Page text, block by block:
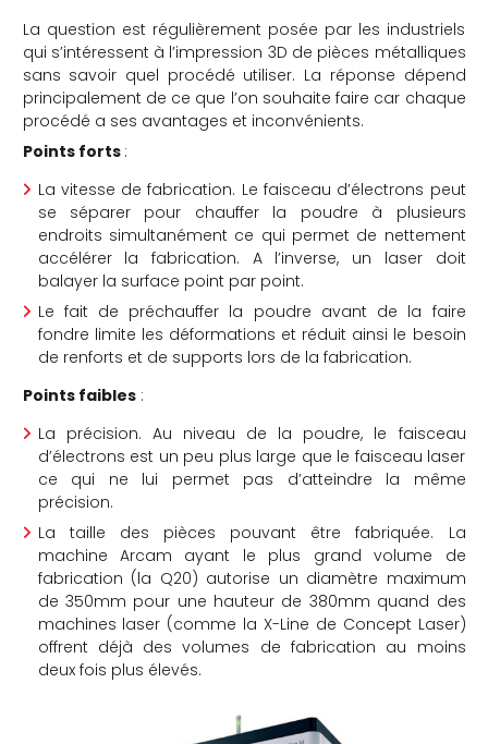
La question est régulièrement posée par les industriels
qui s’intéressent à l’impression 3D de pièces métalliques
sans savoir quel procédé utiliser. La réponse dépend
principalement de ce que l’on souhaite faire car chaque
procédé a ses avantages et inconvénients.
Points forts :
La vitesse de fabrication. Le faisceau d’électrons peut
se séparer pour chauffer la poudre à plusieurs
endroits simultanément ce qui permet de nettement
accélérer la fabrication. A l’inverse, un laser doit
balayer la surface point par point.
Le fait de préchauffer la poudre avant de la faire
fondre limite les déformations et réduit ainsi le besoin
de renforts et de supports lors de la fabrication.
Points faibles:
La précision. Au niveau de la poudre, le faisceau
d’électrons est un peu plus large que le faisceau laser
ce qui ne lui permet pas d’atteindre la même
précision.
La taille des pièces pouvant être fabriquée. La
machine Arcam ayant le plus grand volume de
fabrication (la Q20) autorise un diamètre maximum
de 350mm pour une hauteur de 380mm quand des
machines laser (comme la X-Line de Concept Laser)
offrent déjà des volumes de fabrication au moins
deux fois plus élevés.